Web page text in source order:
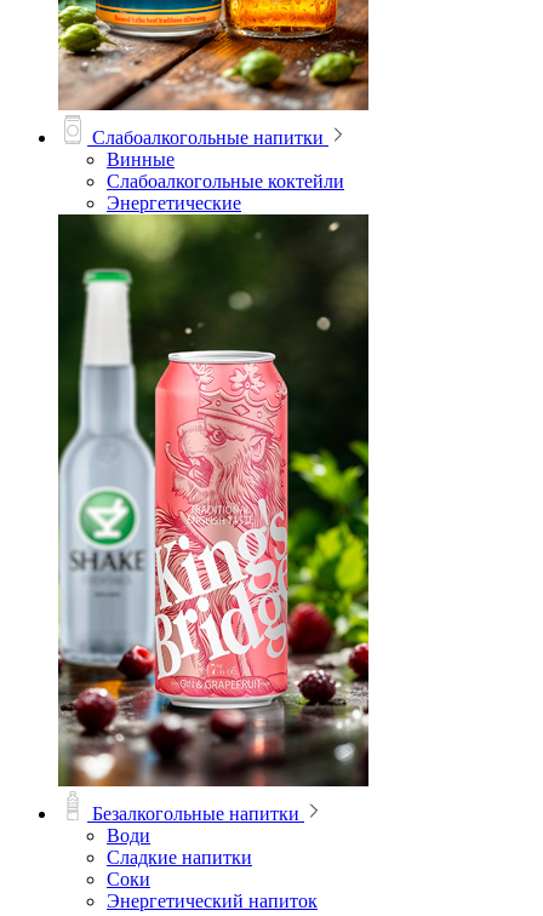
Слабоалкогольные напитки
Винные
Слабоалкогольные коктейли
Энергетические
Безалкогольные напитки
Води
Сладкие напитки
Соки
Энергетический напиток